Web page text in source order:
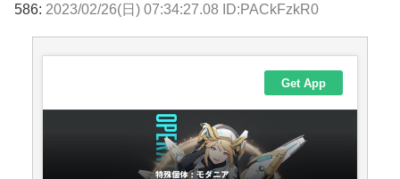
586: 2023/02/26(日) 07:34:27.08 ID:PACkFzkR0